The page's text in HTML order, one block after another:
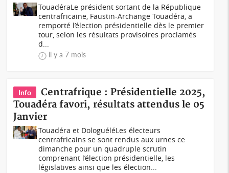
TouadéraLe président sortant de la République
centrafricaine, Faustin-Archange Touadéra, a
remporté l’élection présidentielle dès le premier
tour, selon les résultats provisoires proclamés
d...
il y a 7 mois
Info
Centrafrique : Présidentielle 2025,
Touadéra favori, résultats attendus le 05
Janvier
Touadéra et DologuéléLes électeurs
centrafricains se sont rendus aux urnes ce
dimanche pour un quadruple scrutin
comprenant l’élection présidentielle, les
législatives ainsi que les élection...